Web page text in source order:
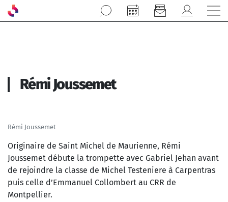
Aller au contenu principal
Rémi Joussemet
Rémi Joussemet
Originaire de Saint Michel de Maurienne, Rémi
Joussemet débute la trompette avec Gabriel Jehan avant
de rejoindre la classe de Michel Testeniere à Carpentras
puis celle d’Emmanuel Collombert au CRR de
Montpellier.